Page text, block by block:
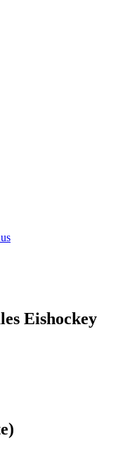
Eishockey